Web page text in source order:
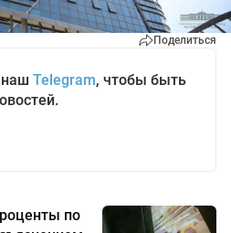
Поделиться
наш Telegram, чтобы быть
по